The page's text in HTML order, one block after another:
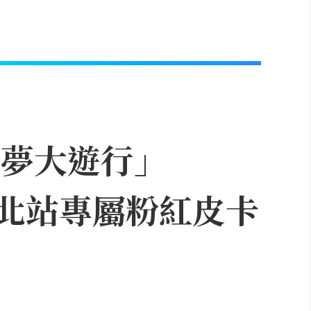
大遊行」
站專屬粉紅皮卡